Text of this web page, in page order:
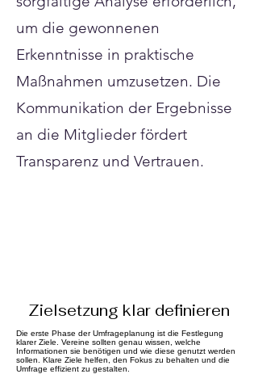
um die gewonnenen
Erkenntnisse in praktische
Maßnahmen umzusetzen. Die
Kommunikation der Ergebnisse
an die Mitglieder fördert
Transparenz und Vertrauen.
Zielsetzung klar definieren
Die erste Phase der Umfrageplanung ist die Festlegung
klarer Ziele. Vereine sollten genau wissen, welche
Informationen sie benötigen und wie diese genutzt werden
sollen. Klare Ziele helfen, den Fokus zu behalten und die
Umfrage effizient zu gestalten.